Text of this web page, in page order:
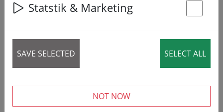
Statstik & Marketing
SAVE SELECTED SELECT ALL
NOT NOW